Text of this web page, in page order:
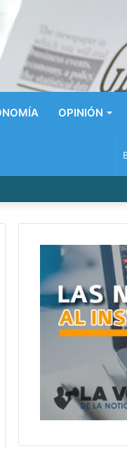
OPINIÓN
Dominicana